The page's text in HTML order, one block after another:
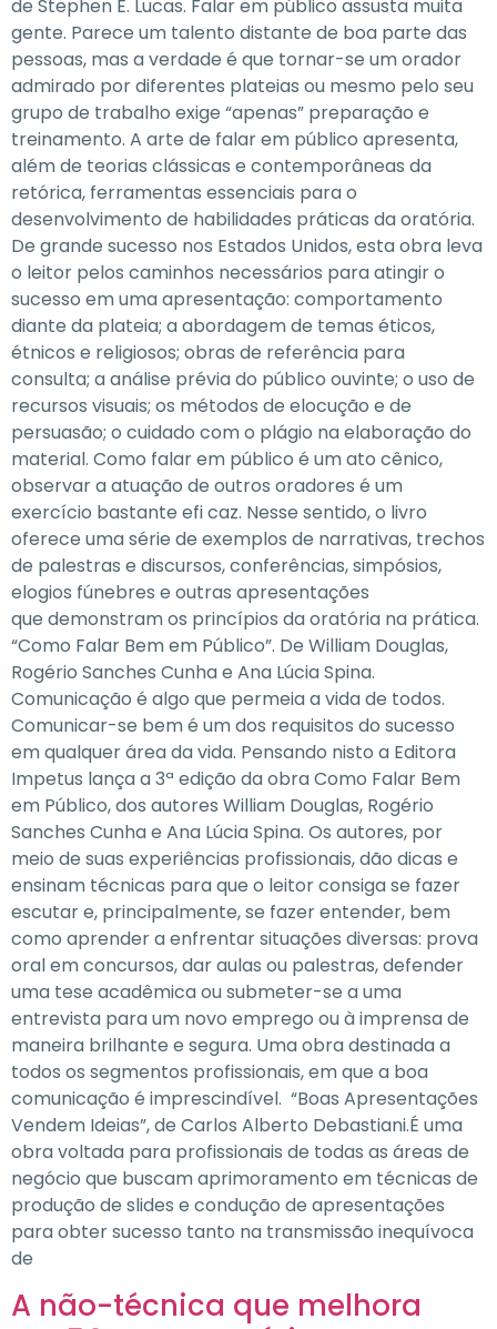
de Stephen E. Lucas. Falar em público assusta muita
gente. Parece um talento distante de boa parte das
pessoas, mas a verdade é que tornar-se um orador
admirado por diferentes plateias ou mesmo pelo seu
grupo de trabalho exige “apenas” preparação e
treinamento. A arte de falar em público apresenta,
além de teorias clássicas e contemporâneas da
retórica, ferramentas essenciais para o
desenvolvimento de habilidades práticas da oratória.
De grande sucesso nos Estados Unidos, esta obra leva
o leitor pelos caminhos necessários para atingir o
sucesso em uma apresentação: comportamento
diante da plateia; a abordagem de temas éticos,
étnicos e religiosos; obras de referência para
consulta; a análise prévia do público ouvinte; o uso de
recursos visuais; os métodos de elocução e de
persuasão; o cuidado com o plágio na elaboração do
material. Como falar em público é um ato cênico,
observar a atuação de outros oradores é um
exercício bastante efi caz. Nesse sentido, o livro
oferece uma série de exemplos de narrativas, trechos
de palestras e discursos, conferências, simpósios,
elogios fúnebres e outras apresentações
que demonstram os princípios da oratória na prática.
“Como Falar Bem em Público”. De William Douglas,
Rogério Sanches Cunha e Ana Lúcia Spina.
Comunicação é algo que permeia a vida de todos.
Comunicar-se bem é um dos requisitos do sucesso
em qualquer área da vida. Pensando nisto a Editora
Impetus lança a 3ª edição da obra Como Falar Bem
em Público, dos autores William Douglas, Rogério
Sanches Cunha e Ana Lúcia Spina. Os autores, por
meio de suas experiências profissionais, dão dicas e
ensinam técnicas para que o leitor consiga se fazer
escutar e, principalmente, se fazer entender, bem
como aprender a enfrentar situações diversas: prova
oral em concursos, dar aulas ou palestras, defender
uma tese acadêmica ou submeter-se a uma
entrevista para um novo emprego ou à imprensa de
maneira brilhante e segura. Uma obra destinada a
todos os segmentos profissionais, em que a boa
comunicação é imprescindível. “Boas Apresentações
Vendem Ideias”, de Carlos Alberto Debastiani.É uma
obra voltada para profissionais de todas as áreas de
negócio que buscam aprimoramento em técnicas de
produção de slides e condução de apresentações
para obter sucesso tanto na transmissão inequívoca
de
A não-técnica que melhora